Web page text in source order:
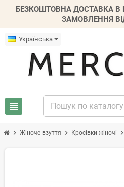
БЕЗКОШТОВНА ДОСТАВКА В
ЗАМОВЛЕННЯ
Українська
view_headline
chevron_right Жіноче взуття chevron_right Кросівки жіночі chevron_right